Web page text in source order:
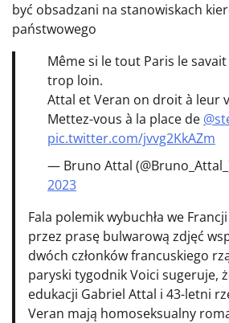
być obsadzani na stanowiskach
państwowego
Même si le tout Paris le savait
trop loin.
Attal et Veran on droit à leur
Mettez-vous à la place de
pic.twitter.com/jvvg2KkAZm
— Bruno Attal
2023
Fala polemik wybuchła we
przez prasę bulwarową zdjęć
dwóch członków francuskiego
paryski tygodnik Voici sugeruje,
edukacji Gabriel Attal i 43-letni
Veran mają homoseksualny